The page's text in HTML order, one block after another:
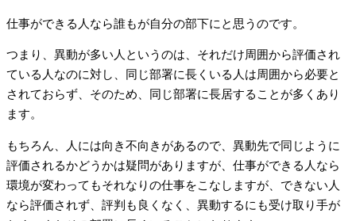
仕事ができる人なら誰もが自分の部下にと思うのです。
つまり、異動が多い人というのは、それだけ周囲から評価され
ている人なのに対し、同じ部署に長くいる人は周囲から必要と
されておらず、そのため、同じ部署に長居することが多くあり
ます。
もちろん、人には向き不向きがあるので、異動先で同じように
評価されるかどうかは疑問がありますが、仕事ができる人なら
環境が変わってもそれなりの仕事をこなしますが、できない人
なら評価されず、評判も良くなく、異動するにも受け取り手が